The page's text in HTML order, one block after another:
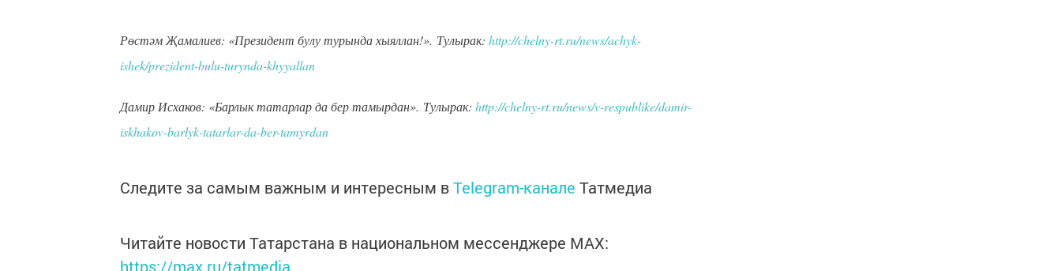
Рөстәм Җамалиев: «Президент булу турында хыяллан!». Тулырак: http://chelny-rt.ru/news/achyk-
ishek/prezident-bulu-turynda-khyyallan
Дамир Исхаков: «Барлык татарлар да бер тамырдан». Тулырак: http://chelny-rt.ru/news/v-respublike/damir-
iskhakov-barlyk-tatarlar-da-ber-tamyrdan
Следите за самым важным и интересным вTelegram-канале Татмедиа
Читайте новости Татарстана в национальном мессенджере MАХ:
https://max.ru/tatmedia